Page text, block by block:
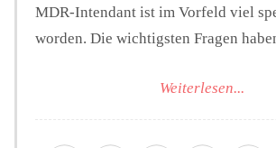
MDR-Intendant ist im Vorfeld viel
worden. Die wichtigsten Fragen
Weiterlesen...